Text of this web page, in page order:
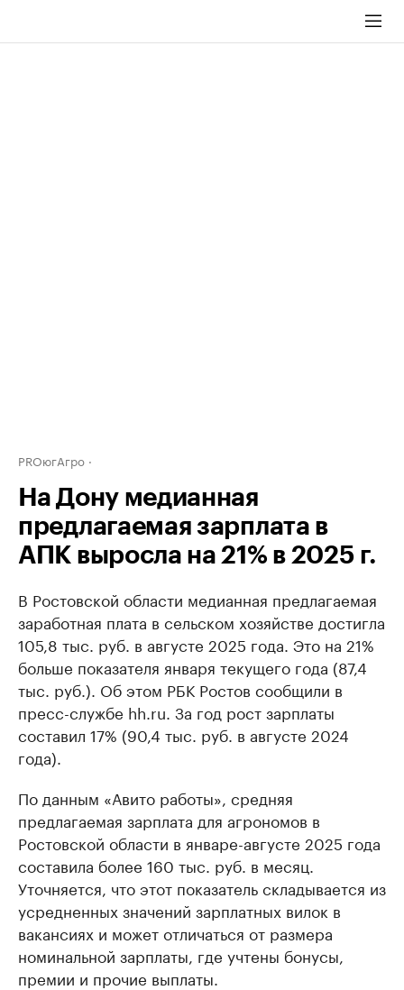
PROюгАгро
На Дону медианная
предлагаемая зарплата в
АПК выросла на 21% в 2025 г.
В Ростовской области медианная предлагаемая
заработная плата в сельском хозяйстве достигла
105,8 тыс. руб. в августе 2025 года. Это на 21%
больше показателя января текущего года (87,4
тыс. руб.). Об этом РБК Ростов сообщили в
пресс-службе hh.ru. За год рост зарплаты
составил 17% (90,4 тыс. руб. в августе 2024
года).
По данным «Авито работы», средняя
предлагаемая зарплата для агрономов в
Ростовской области в январе-августе 2025 года
составила более 160 тыс. руб. в месяц.
Уточняется, что этот показатель складывается из
усредненных значений зарплатных вилок в
вакансиях и может отличаться от размера
номинальной зарплаты, где учтены бонусы,
премии и прочие выплаты.